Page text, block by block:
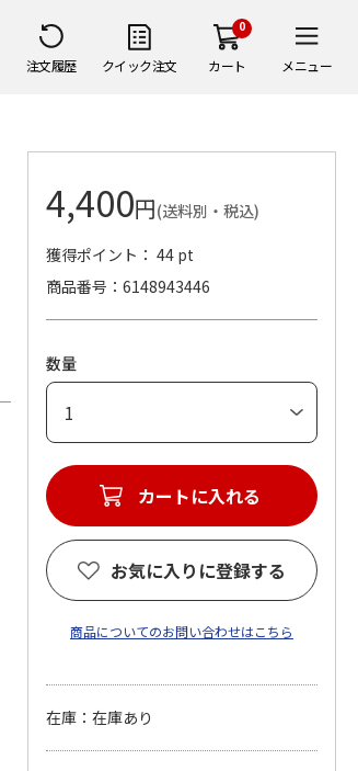
注文履歴 クイック注文
0
カート メニュー
4,400円(送料別・税込)
獲得ポイント： 44 pt
商品番号
6148943446
数量
カートに入れる
お気に入りに登録する
商品についてのお問い合わせはこちら
在庫：在庫あり